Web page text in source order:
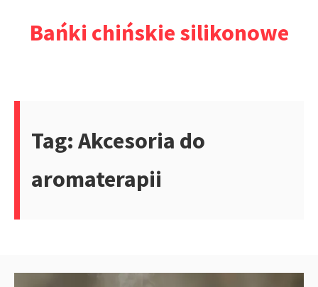
Bańki chińskie silikonowe
Tag: Akcesoria do
aromaterapii